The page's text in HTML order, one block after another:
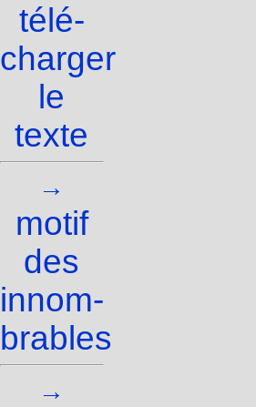
télé­
charger
le
texte
→
motif
des
innom­
brables
→